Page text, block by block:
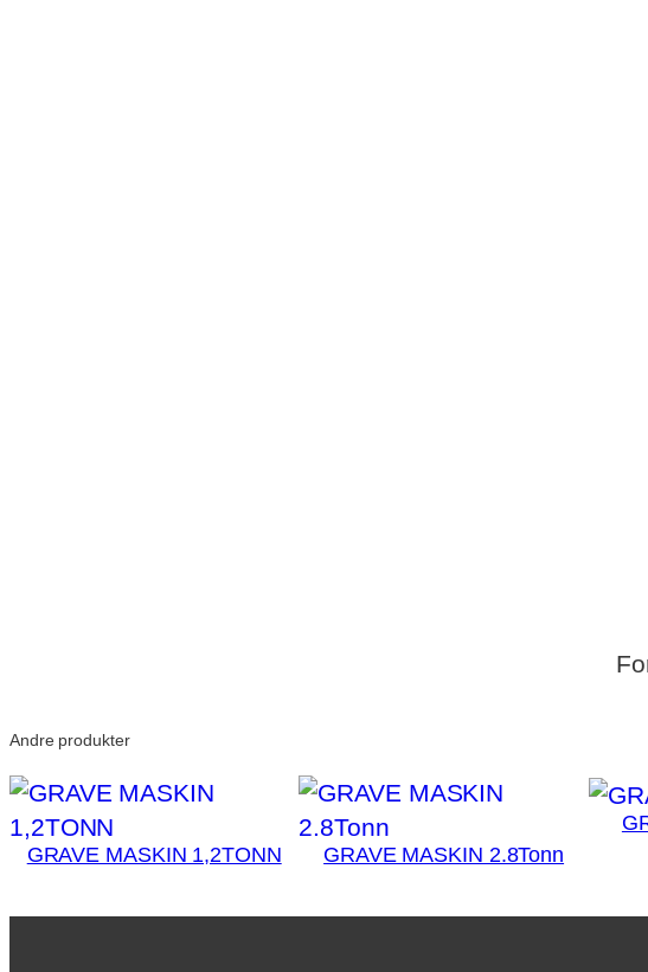
Andre produkter
GRAVE MASKIN 1,2TONN GRAVE MASKIN 2.8Tonn